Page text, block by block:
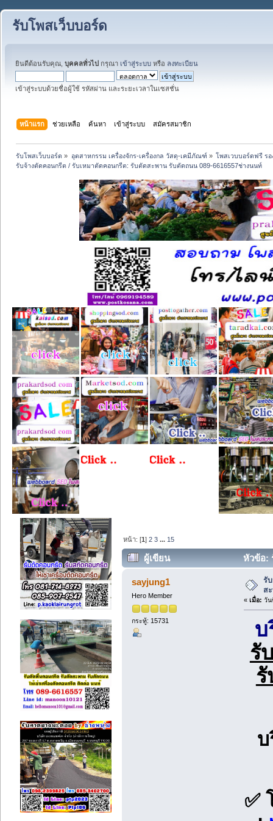
รับโพสเว็บบอร์ด
ยินดีต้อนรับคุณ, บุคคลทั่วไป กรุณา เข้าสู่ระบบ หรือ ลงทะเบียน
เข้าสู่ระบบด้วยชื่อผู้ใช้ รหัสผ่าน และระยะเวลาในเซสชั่น
หน้าแรก ช่วยเหลือ ค้นหา เข้าสู่ระบบ สมัครสมาชิก
รับโพสเว็บบอร์ด » อุตสาหกรรม เครื่องจักร-เครื่องกล วัสดุ-เคมีภัณฑ์ » โพสเวบบอร์ดฟรี รอ
รับจ้างตัดคอนกรีต / รับเหมาตัดคอนกรีต: รับตัดสะพาน รับตัดถนน 089-6616557ช่างนนท์
หน้า: [1]2 3 ... 15
ผู้เขียน
หัวข้อ:
(อ่าน 6593 ครั้ง)
sayjung1
Hero Member
กระทู้: 15731
รั
ส
« เมื่อ: วัน
บ
รั
บ
✅